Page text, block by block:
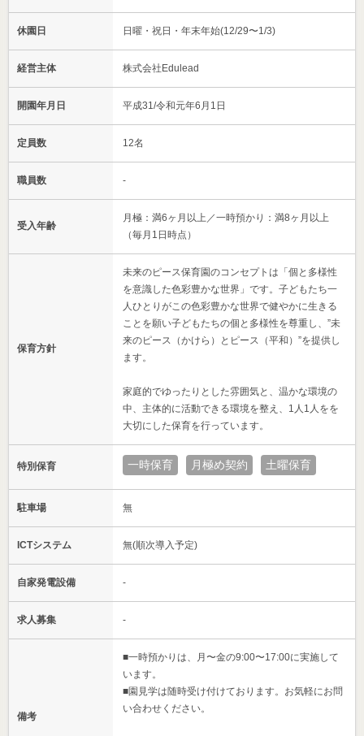
休園日 日曜・祝日・年末年始(12/29〜1/3)
経営主体 株式会社Edulead
開園年月日 平成31/令和元年6月1日
定員数 12名
職員数 -
受入年齢
月極：満6ヶ月以上／一時預かり：満8ヶ月以上
（毎月1日時点）
保育方針
未来のピース保育園のコンセプトは「個と多様性
を意識した色彩豊かな世界」です。子どもたち一
人ひとりがこの色彩豊かな世界で健やかに生きる
ことを願い子どもたちの個と多様性を尊重し、”未
来のピース（かけら）とピース（平和）”を提供し
ます。
家庭的でゆったりとした雰囲気と、温かな環境の
中、主体的に活動できる環境を整え、1人1人をを
大切にした保育を行っています。
特別保育 一時保育 月極め契約 土曜保育
駐車場 無
ICTシステム 無(順次導入予定)
自家発電設備 -
求人募集 -
備考
■一時預かりは、月〜金の9:00〜17:00に実施して
います。
■園見学は随時受け付けております。お気軽にお問
い合わせください。